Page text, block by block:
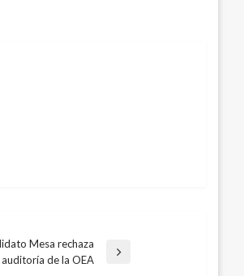
Mesa rechaza
auditoría de la OEA